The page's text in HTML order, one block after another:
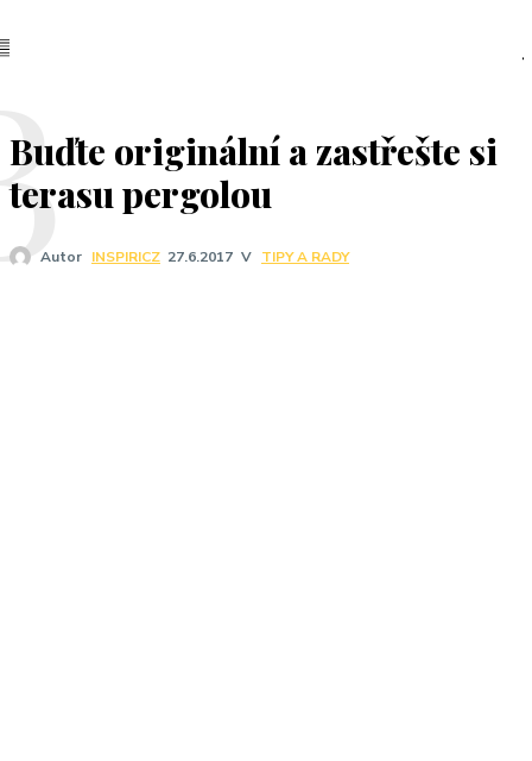
Buďte originální a zastřešte si
terasu pergolou
Autor INSPIRICZ 27.6.2017 V TIPY A RADY